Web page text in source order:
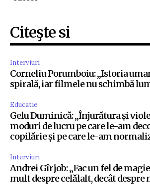
Citeşte si
Interviuri
Corneliu Porumboiu: „Istoria
spirală, iar filmele nu schimbă
Educatie
Gelu Duminică: „Înjurătura și
moduri de lucru pe care le-am
copilărie și pe care le-am
Interviuri
Andrei Gîrjob: „Fac un fel de
mult despre celălalt, decât despre